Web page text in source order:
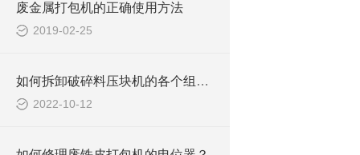
废金属打包机的正确使用方法
2019-02-25
如何拆卸破碎料压块机的各个组成部件
2022-10-12